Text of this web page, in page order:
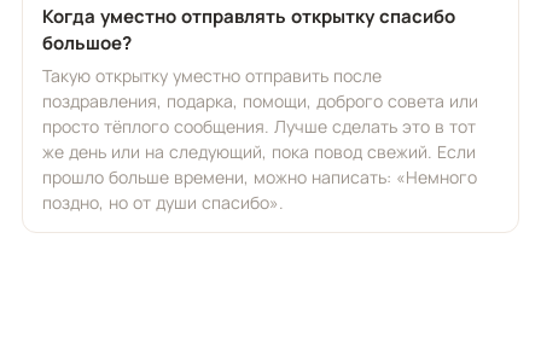
Когда уместно отправлять открытку спасибо
большое?
Такую открытку уместно отправить после
поздравления, подарка, помощи, доброго совета или
просто тёплого сообщения. Лучше сделать это в тот
же день или на следующий, пока повод свежий. Если
прошло больше времени, можно написать: «Немного
поздно, но от души спасибо».